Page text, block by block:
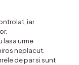
iar
lasa urme
neplacut.
de par si sunt